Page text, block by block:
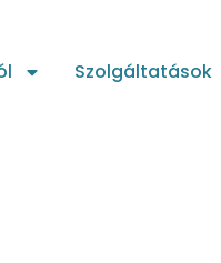
Szolgáltatások